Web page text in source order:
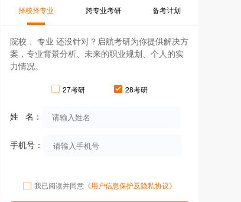
择校择专业 跨专业考研 备考计划
院校 、专业 还没针对？启航考研为你提供解决方
案，专业背景分析、未来的职业规划、个人的实
力情况。
27考研 28考研
姓 名：
手机号：
我已阅读并同意 《用户信息保护及隐私协议》